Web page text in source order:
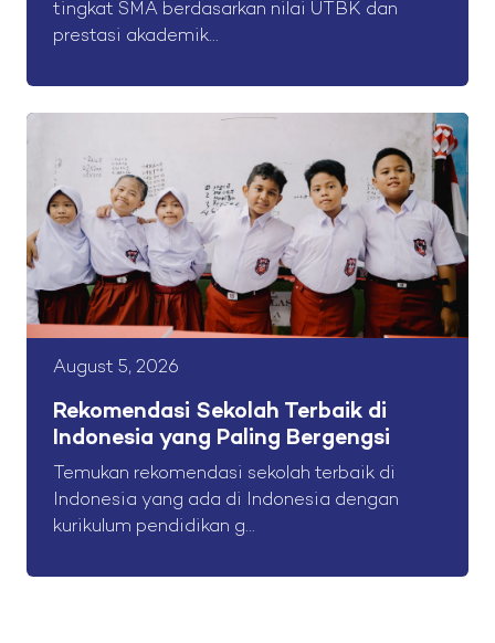
tingkat SMA berdasarkan nilai UTBK dan
prestasi akademik...
August 5, 2026
Rekomendasi Sekolah Terbaik di
Indonesia yang Paling Bergengsi
Temukan rekomendasi sekolah terbaik di
Indonesia yang ada di Indonesia dengan
kurikulum pendidikan g...